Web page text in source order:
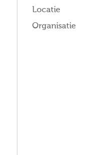
Locatie
Organisatie